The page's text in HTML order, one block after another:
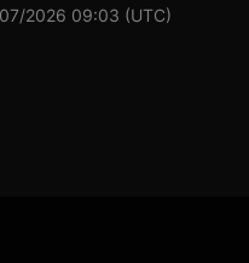
2026 09:03 (UTC)